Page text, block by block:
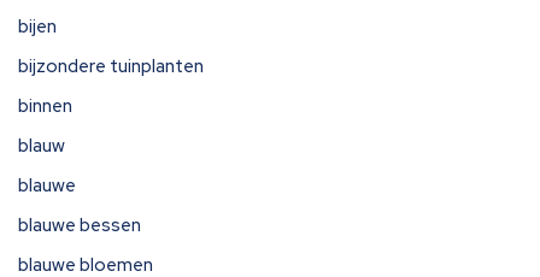
bijen
bijzondere tuinplanten
binnen
blauw
blauwe
blauwe bessen
blauwe bloemen